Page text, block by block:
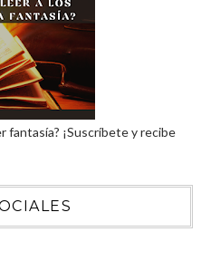
fantasía? ¡Suscríbete y recibe